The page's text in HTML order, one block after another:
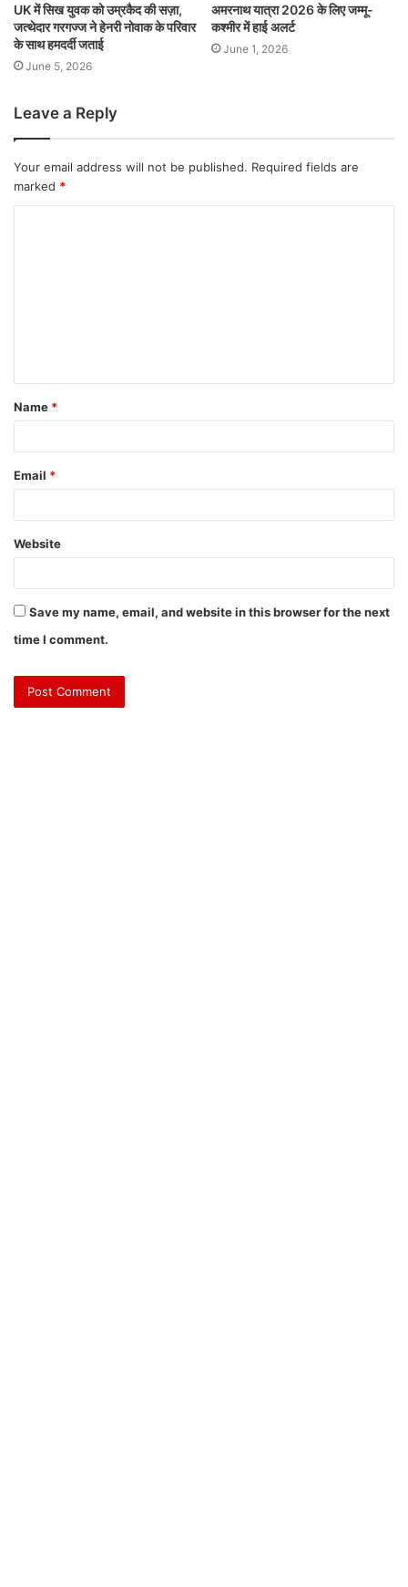
UK में सिख युवक को उम्रकैद की सज़ा,
जत्थेदार गरगज्ज ने हेनरी नोवाक के परिवार
के साथ हमदर्दी जताई
June 5, 2026
अमरनाथ यात्रा 2026 के लिए जम्मू-
कश्मीर में हाई अलर्ट
June 1, 2026
Leave a Reply
Your email address will not be published. Required fields are
marked *
Name *
Email *
Website
Save my name, email, and website in this browser for the next
time I comment.